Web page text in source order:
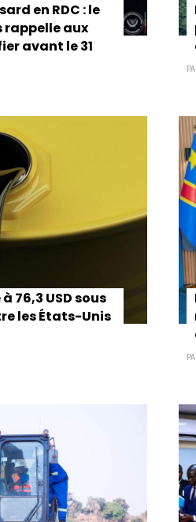
en RDC : le
rappelle aux
avant le 31
76,3 USD sous
les États-Unis